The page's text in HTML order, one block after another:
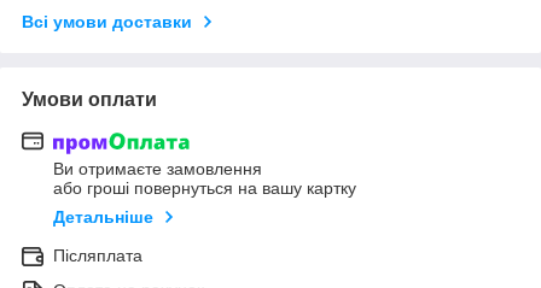
Всі умови доставки
Умови оплати
Ви отримаєте замовлення
або гроші повернуться на вашу картку
Детальніше
Післяплата